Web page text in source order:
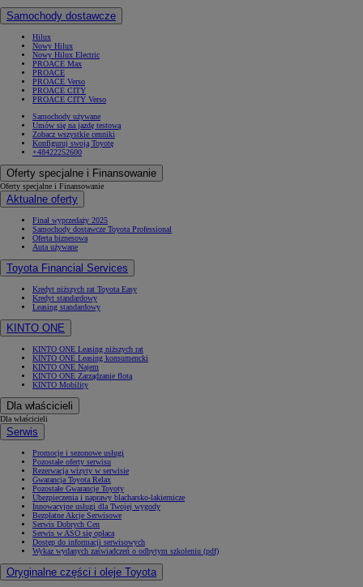
Samochody dostawcze
Hilux
Nowy Hilux
Nowy Hilux Electric
PROACE Max
PROACE
PROACE Verso
PROACE CITY
PROACE CITY Verso
Samochody używane
Umów się na jazdę testową
Zobacz wszystkie cenniki
Konfiguruj swoją Toyotę
+48422252600
Oferty specjalne i Finansowanie
Oferty specjalne i Finansowanie
Aktualne oferty
Finał wyprzedaży 2025
Samochody dostawcze Toyota Professional
Oferta biznesowa
Auta używane
Toyota Financial Services
Kredyt niższych rat Toyota Easy
Kredyt standardowy
Leasing standardowy
KINTO ONE
KINTO ONE Leasing niższych rat
KINTO ONE Leasing konsumencki
KINTO ONE Najem
KINTO ONE Zarządzanie flotą
KINTO Mobility
Dla właścicieli
Dla właścicieli
Serwis
Promocje i sezonowe usługi
Pozostałe oferty serwisu
Rezerwacja wizyty w serwisie
Gwarancja Toyota Relax
Pozostałe Gwarancje Toyoty
Ubezpieczenia i naprawy blacharsko-lakiernicze
Innowacyjne usługi dla Twojej wygody
Bezpłatne Akcje Serwisowe
Serwis Dobrych Cen
Serwis w ASO się opłaca
Dostęp do informacji serwisowych
Wykaz wydanych zaświadczeń o odbytym szkoleniu (pdf)
Oryginalne części i oleje Toyota